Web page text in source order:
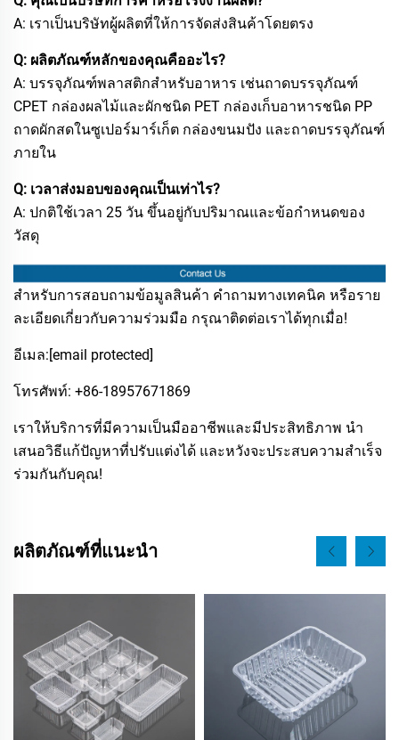
A: เราเป็นบริษัทผู้ผลิตที่ให้การจัดส่งสินค้าโดยตรง
Q: ผลิตภัณฑ์หลักของคุณคืออะไร?
A: บรรจุภัณฑ์พลาสติกสำหรับอาหาร เช่นถาดบรรจุภัณฑ์
CPET กล่องผลไม้และผักชนิด PET กล่องเก็บอาหารชนิด PP
ถาดผักสดในซูเปอร์มาร์เก็ต กล่องขนมปัง และถาดบรรจุภัณฑ์
ภายใน
Q: เวลาส่งมอบของคุณเป็นเท่าไร?
A: ปกติใช้เวลา 25 วัน ขึ้นอยู่กับปริมาณและข้อกำหนดของ
วัสดุ
สำหรับการสอบถามข้อมูลสินค้า คำถามทางเทคนิค หรือราย
ละเอียดเกี่ยวกับความร่วมมือ กรุณาติดต่อเราได้ทุกเมื่อ!
อีเมล:[email protected]
โทรศัพท์: +86-18957671869
เราให้บริการที่มีความเป็นมืออาชีพและมีประสิทธิภาพ นำ
เสนอวิธีแก้ปัญหาที่ปรับแต่งได้ และหวังจะประสบความสำเร็จ
ร่วมกันกับคุณ!
ผลิตภัณฑ์ที่แนะนำ